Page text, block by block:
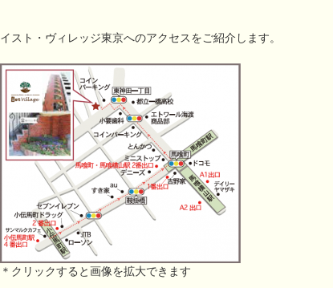
イスト・ヴィレッジ東京へのアクセスをご紹介します。
＊クリックすると画像を拡大できます